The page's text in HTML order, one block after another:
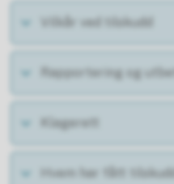
Vilkår ved tilskudd
Rapportering og
Klagerett
Hvem har fått